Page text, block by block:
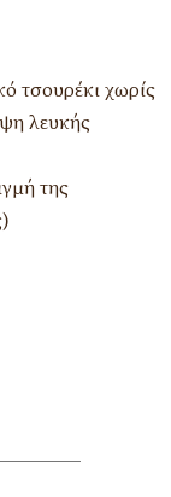
τσουρέκι χωρίς
λευκής
της